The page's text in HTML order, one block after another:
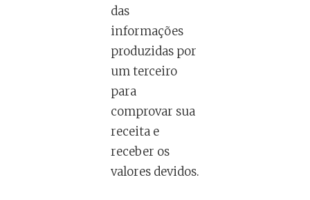
das
informações
produzidas por
um terceiro
para
comprovar sua
receita e
receber os
valores devidos.